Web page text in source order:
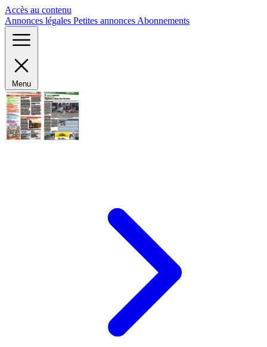
Accès au contenu
Annonces légales Petites annonces Abonnements
Menu
Panneau de gestion des cookies